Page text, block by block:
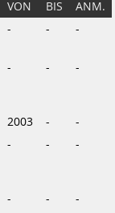
VON BIS
ANM.
- - -
- - -
2003 -
-
- - -
- - -